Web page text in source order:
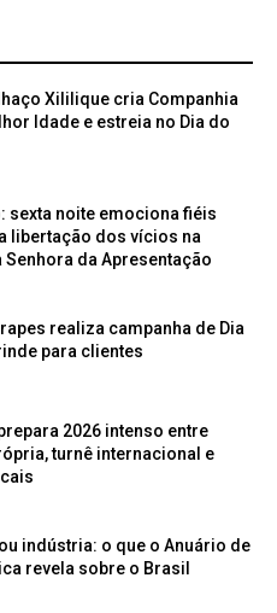
Xililique cria Companhia
Idade e estreia no Dia do
sexta noite emociona fiéis
libertação dos vícios na
Senhora da Apresentação
realiza campanha de Dia
para clientes
2026 intenso entre
turnê internacional e
indústria: o que o Anuário de
revela sobre o Brasil